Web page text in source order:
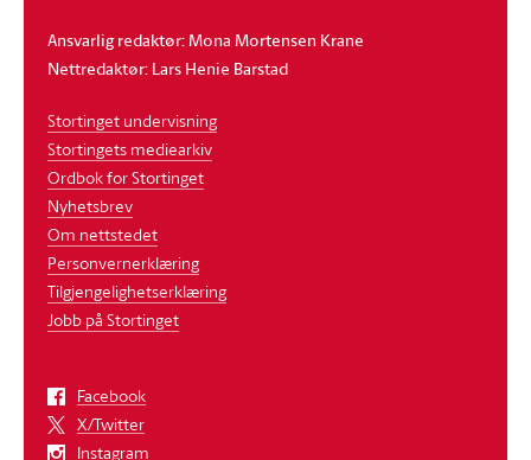
Ansvarlig redaktør: Mona Mortensen Krane
Nettredaktør: Lars Henie Barstad
Stortinget undervisning
Stortingets mediearkiv
Ordbok for Stortinget
Nyhetsbrev
Om nettstedet
Personvernerklæring
Tilgjengelighetserklæring
Jobb på Stortinget
Facebook
X/Twitter
Instagram